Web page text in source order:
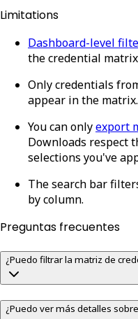
Limitations
Dashboard-level
the credential
Only credentials
appear in the matrix.
You can onlyexport
Downloads respect
selections you've
The search bar
by column.
Preguntas frecuentes
¿Puedo filtrar la matriz de
¿Puedo ver más detalles